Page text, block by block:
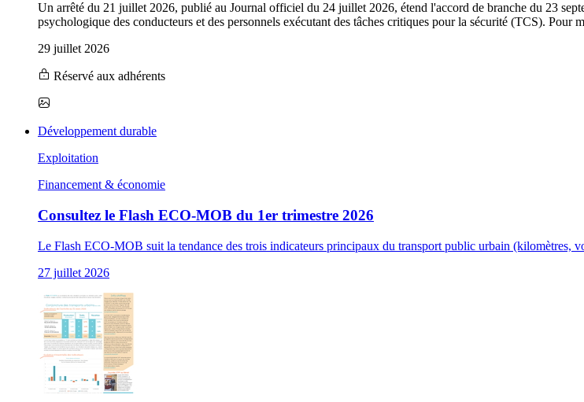
Un arrêté du 21 juillet 2026, publié au Journal officiel du 24 juillet 2026, étend l'accord de branche du 23
psychologique des conducteurs et des personnels exécutant des tâches critiques pour la sécurité (TCS). Pour
29 juillet 2026
Réservé aux adhérents
Développement durable
Exploitation
Financement & économie
Consultez le Flash ECO-MOB du 1er trimestre 2026
Le Flash ECO-MOB suit la tendance des trois indicateurs principaux du transport public urbain (kilomètres,
27 juillet 2026